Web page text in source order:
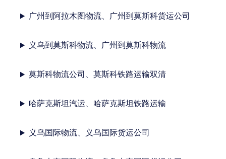
广州到阿拉木图物流、广州到莫斯科货运公司
义乌到莫斯科物流、广州到莫斯科物流
莫斯科物流公司、莫斯科铁路运输双清
哈萨克斯坦汽运、哈萨克斯坦铁路运输
义乌国际物流、义乌国际货运公司